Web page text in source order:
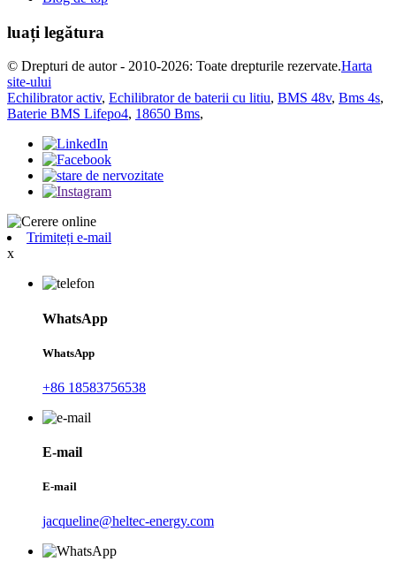
luați legătura
© Drepturi de autor - 2010-2026: Toate drepturile rezervate.Harta
site-ului
Echilibrator activ, Echilibrator de baterii cu litiu, BMS 48v, Bms 4s,
Baterie BMS Lifepo4, 18650 Bms,
Trimiteți e-mail
x
WhatsApp
WhatsApp
+86 18583756538
E-mail
E-mail
jacqueline@heltec-energy.com